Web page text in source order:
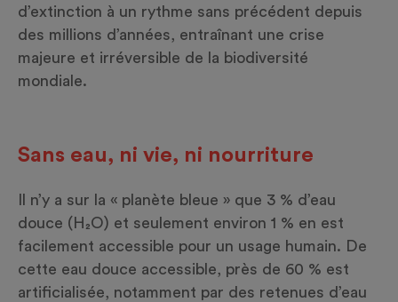
d’extinction à un rythme sans précédent depuis
des millions d’années, entraînant une crise
majeure et irréversible de la biodiversité
mondiale.
Sans eau, ni vie, ni nourriture
Il n’y a sur la « planète bleue » que 3 % d’eau
douce (H₂O) et seulement environ 1 % en est
facilement accessible pour un usage humain. De
cette eau douce accessible, près de 60 % est
artificialisée, notamment par des retenues d’eau